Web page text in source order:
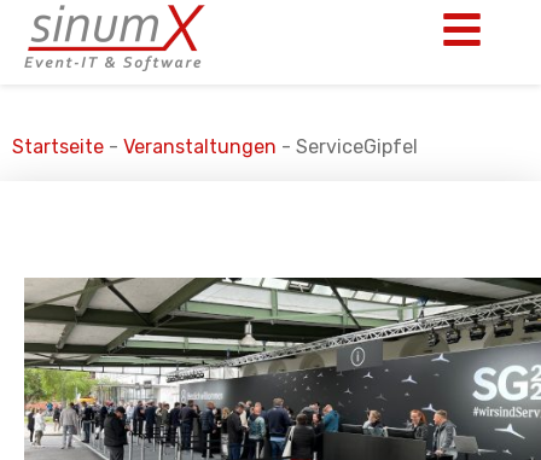
Startseite - Veranstaltungen - ServiceGipfel